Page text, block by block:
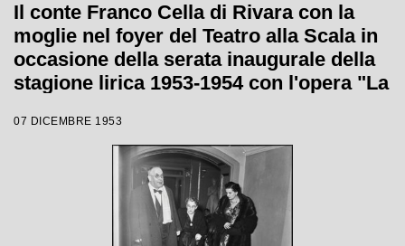
Il conte Franco Cella di Rivara con la
moglie nel foyer del Teatro alla Scala in
occasione della serata inaugurale della
stagione lirica 1953-1954 con l'opera "La
Carlo Maria Giulini, con la regia di
Tatiana Pavlova
07 DICEMBRE 1953